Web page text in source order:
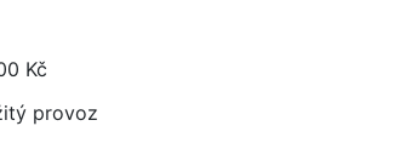
Kč
provoz